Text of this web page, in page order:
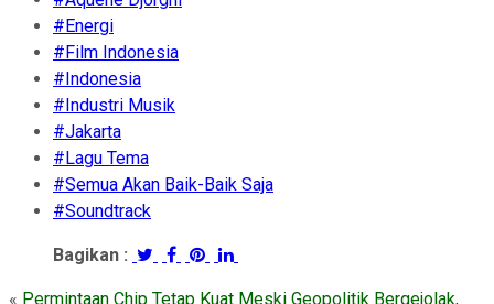
#Energi
#Film Indonesia
#Indonesia
#Industri Musik
#Jakarta
#Lagu Tema
#Semua Akan Baik-Baik Saja
#Soundtrack
Bagikan :
« Permintaan Chip Tetap Kuat Meski Geopolitik Bergejolak,